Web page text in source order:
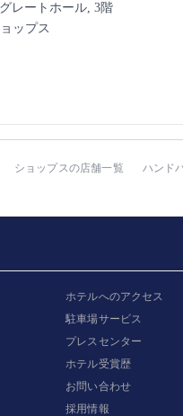
レートホール, 3階
ップス
ショップスの店舗一覧
ハンド
ホテルへのアクセス
駐車場サービス
プレスセンター
ホテル受賞歴
お問い合わせ
採用情報